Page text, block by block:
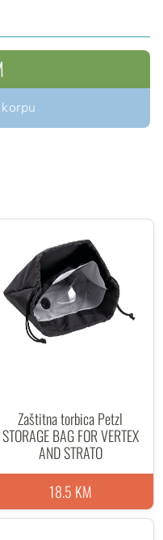
rad na stablu..
Zaštitna torbica Petzl
STORAGE BAG FOR VERTEX
AND STRATO
18.5 KM